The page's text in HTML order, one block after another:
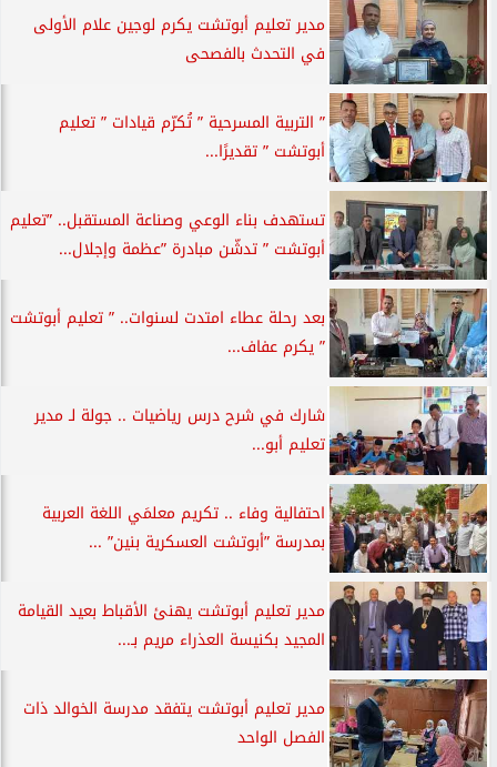
مدير تعليم أبوتشت يكرم لوجين علام الأولى
في التحدث بالفصحى
” التربية المسرحية ” تُكرّم قيادات ” تعليم
أبوتشت ” تقديرًا...
تستهدف بناء الوعي وصناعة المستقبل.. ”تعليم
أبوتشت ” تدشّن مبادرة ”عظمة وإجلال...
بعد رحلة عطاء امتدت لسنوات.. ” تعليم أبوتشت
” يكرم عفاف...
شارك في شرح درس رياضيات .. جولة لـ مدير
تعليم أبو...
احتفالية وفاء .. تكريم معلمَي اللغة العربية
بمدرسة ”أبوتشت العسكرية بنين” ...
مدير تعليم أبوتشت يهنئ الأقباط بعيد القيامة
المجيد بكنيسة العذراء مريم بـ...
مدير تعليم أبوتشت يتفقد مدرسة الخوالد ذات
الفصل الواحد